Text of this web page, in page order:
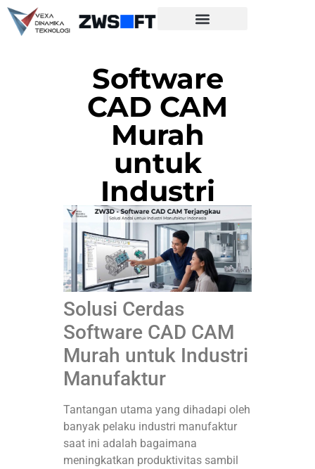
Software
CAD CAM
Murah
untuk
Industri
Solusi Cerdas
Software CAD CAM
Murah untuk Industri
Manufaktur
Tantangan utama yang dihadapi oleh
banyak pelaku industri manufaktur
saat ini adalah bagaimana
meningkatkan produktivitas sambil